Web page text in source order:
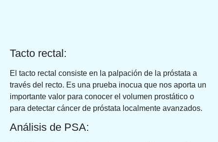
Tacto rectal:
El tacto rectal consiste en la palpación de la próstata a
través del recto. Es una prueba inocua que nos aporta un
importante valor para conocer el volumen prostático o
para detectar cáncer de próstata localmente avanzados.
Análisis de PSA: